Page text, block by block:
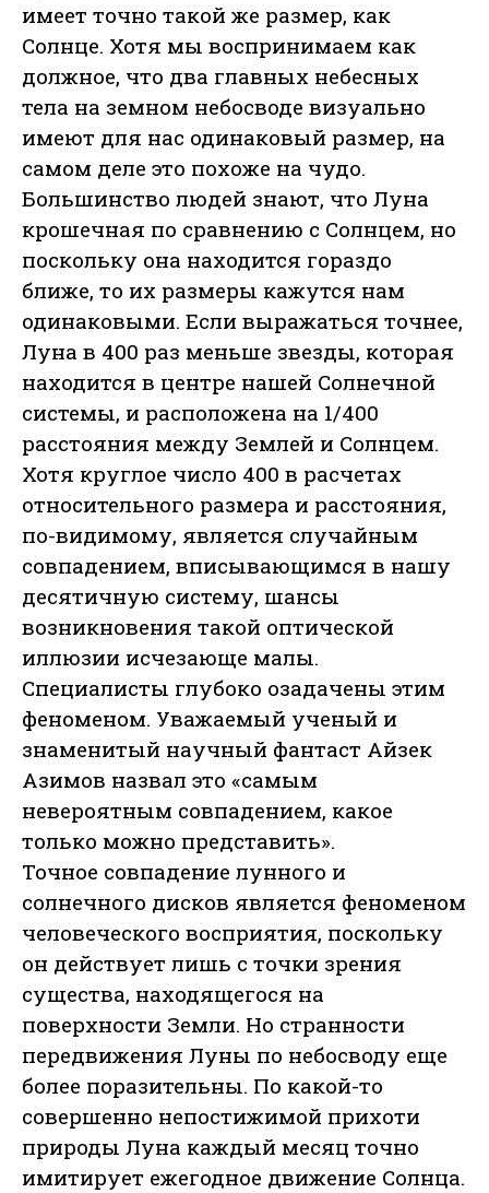
имеет точно такой же размер, как
Солнце. Хотя мы воспринимаем как
должное, что два главных небесных
тела на земном небосводе визуально
имеют для нас одинаковый размер, на
самом деле это похоже на чудо.
Большинство людей знают, что Луна
крошечная по сравнению с Солнцем, но
поскольку она находится гораздо
ближе, то их размеры кажутся нам
одинаковыми. Если выражаться точнее,
Луна в 400 раз меньше звезды, которая
находится в центре нашей Солнечной
системы, и расположена на 1/400
расстояния между Землей и Солнцем.
Хотя круглое число 400 в расчетах
относительного размера и расстояния,
по-видимому, является случайным
совпадением, вписывающимся в нашу
десятичную систему, шансы
возникновения такой оптической
иллюзии исчезающе малы.
Специалисты глубоко озадачены этим
феноменом. Уважаемый ученый и
знаменитый научный фантаст Айзек
Азимов назвал это «самым
невероятным совпадением, какое
только можно представить».
Точное совпадение лунного и
солнечного дисков является феноменом
человеческого восприятия, поскольку
он действует лишь с точки зрения
существа, находящегося на
поверхности Земли. Но странности
передвижения Луны по небосводу еще
более поразительны. По какой-то
совершенно непостижимой прихоти
природы Луна каждый месяц точно
имитирует ежегодное движение Солнца.